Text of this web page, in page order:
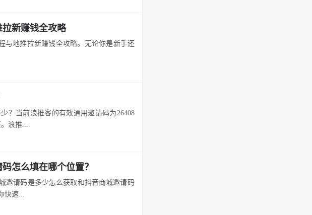
新赚钱全攻略
与地推拉新赚钱全攻略。无论你是新手还
？当前浪推客的有效通用邀请码为26408
浪推...
怎么填在哪个位置？
邀请码是多少怎么获取和抖音商城邀请码
快速...